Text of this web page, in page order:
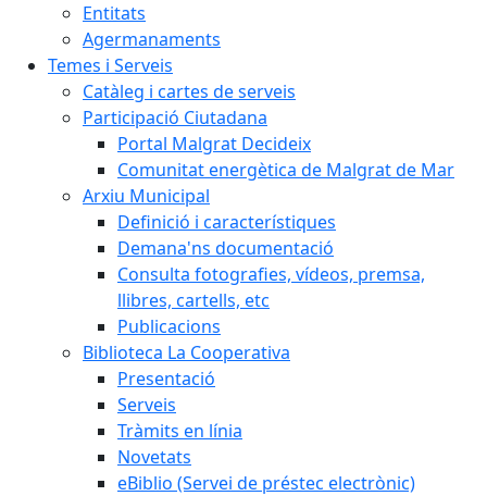
Entitats
Agermanaments
Temes i Serveis
Catàleg i cartes de serveis
Participació Ciutadana
Portal Malgrat Decideix
Comunitat energètica de Malgrat de Mar
Arxiu Municipal
Definició i característiques
Demana'ns documentació
Consulta fotografies, vídeos, premsa,
llibres, cartells, etc
Publicacions
Biblioteca La Cooperativa
Presentació
Serveis
Tràmits en línia
Novetats
eBiblio (Servei de préstec electrònic)